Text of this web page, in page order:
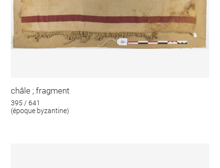
châle ; fragment
395 / 641
(époque byzantine)